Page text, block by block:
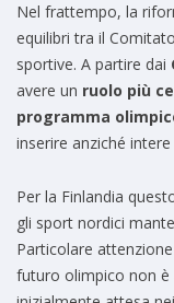
Nel frattempo, la
equilibri tra il
sportive. A partire dai
avere un ruolo più
programma
inserire anziché intere
Per la Finlandia
gli sport nordici
Particolare
futuro olimpico non è